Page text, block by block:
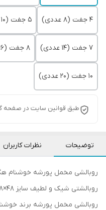
4 جفت (8 عددی) 5 جفت (10 عددی)
7 جفت (14 عددی) 8 جفت (16 عددی)
10 جفت (20 عددی)
طبق قوانین سایت در صفحه
توضیحات نظرات کاربران
روبالشی مخمل پورشه خوشنام
روبالشتی شیک و لطیف سایز 48×68
روبالشی مخمل پورشه برند